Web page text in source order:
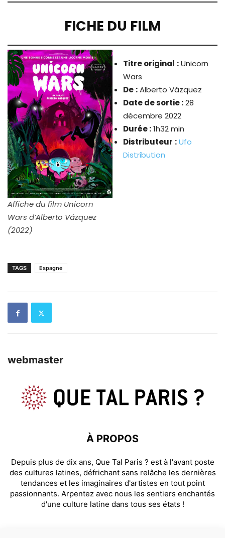
FICHE DU FILM
Affiche du film Unicorn
Wars d’Alberto Vázquez
(2022)
Titre original :Unicorn
Wars
De :Alberto Vázquez
Date de sortie :28
décembre 2022
Durée :1h32 min
Distributeur :Ufo
Distribution
TAGS Espagne
webmaster
À PROPOS
Depuis plus de dix ans, Que Tal Paris ? est à l'avant poste
des cultures latines, défrichant sans relâche les dernières
tendances et les imaginaires d'artistes en tout point
passionnants. Arpentez avec nous les sentiers enchantés
d'une culture latine dans tous ses états !